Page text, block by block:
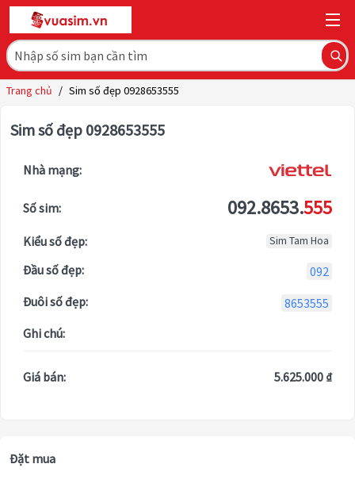
Trang chủ / Sim số đẹp 0928653555
Sim số đẹp 0928653555
Nhà mạng:
Số sim: 092.8653.555
Kiểu số đẹp: Sim Tam Hoa
Đầu số đẹp:
092
Đuôi số đẹp:
8653555
Ghi chú:
Giá bán: 5.625.000 ₫
Đặt mua